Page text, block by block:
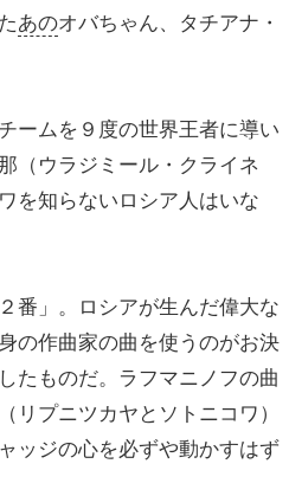
あのオバちゃん、タチアナ・
ームを９度の世界王者に導い
（ウラジミール・クライネ
を知らないロシア人はいな
番」。ロシアが生んだ偉大な
の作曲家の曲を使うのがお決
たものだ。ラフマニノフの曲
リプニツカヤとソトニコワ）
ッジの心を必ずや動かすはず